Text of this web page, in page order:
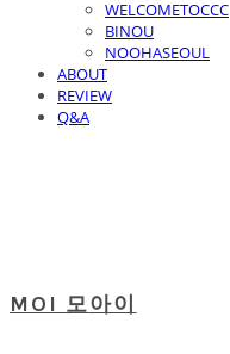
WELCOMETOCCC
BINOU
NOOHASEOUL
ABOUT
REVIEW
Q&A
MOI 모아이